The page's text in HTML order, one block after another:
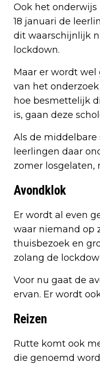
Ook het
18 januari de
dit waarschijnlijk
lockdown.
Maar er wordt wel
van het
hoe besmettelijk
is, gaan deze
Als de
leerlingen daar
zomer losgelaten,
Avondklok
Er wordt al even
waar niemand op
thuisbezoek en
zolang de
Voor nu gaat de
ervan. Er wordt
Reizen
Rutte komt ook
die genoemd